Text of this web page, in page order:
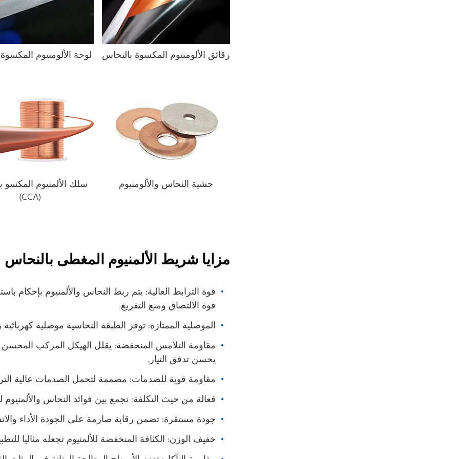
رقائق الألومنيوم المكسوة بالنحاس لوحة الألومنيوم
حشية النحاس والألومنيوم
سلك الألمنيوم المكسو
(CCA)
مزايا شريط الألمنيوم المغطى بالنحاس
قوة الترابط العالية: يتم ربط النحاس والألمنيوم بإحكام
قوة الالتصاق ومنع التفريغ.
الموصلية الممتازة: توفر الطبقة النحاسية موصلية
مقاومة التلامس المنخفضة: يقلل الهيكل المركب المحسن
يحسن تدفق التيار.
مقاومة قوية للصدمات: مصممة لتحمل الصدمات عالية
فعالة من حيث التكلفة: تجمع بين فوائد النحاس والألمنيوم
جودة مستقرة: تضمن رقابة صارمة على الجودة الأداء
خفيف الوزن: الكثافة المنخفضة للألمنيوم تجعله مثاليا